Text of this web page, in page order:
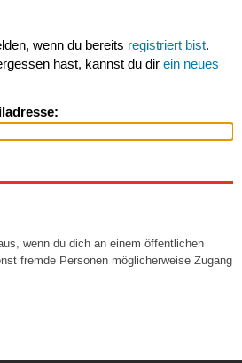
wenn du bereits registriert bist.
hast, kannst du dir ein neues
wenn du dich an einem öffentlichen
fremde Personen möglicherweise Zugang